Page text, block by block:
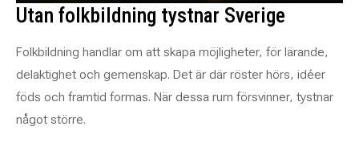
Utan folkbildning tystnar Sverige
Folkbildning handlar om att skapa möjligheter, för lärande,
delaktighet och gemenskap. Det är där röster hörs, idéer
föds och framtid formas. När dessa rum försvinner, tystnar
något större.